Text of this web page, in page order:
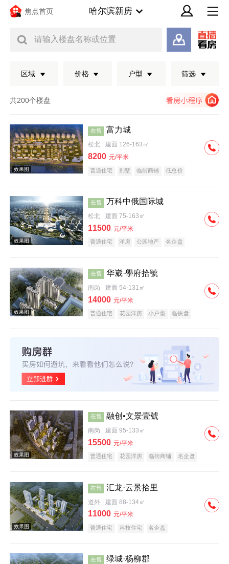
焦点首页 哈尔滨新房
请输入楼盘名称或位置
区域 价格 户型 筛选
共200个楼盘
效果图
在售 富力城
松北 建面 126-163㎡
8200 元/平米
普通住宅 别墅 临街商铺 低总价
效果图
在售 万科中俄国际城
松北 建面 75-163㎡
11500 元/平米
普通住宅 洋房 公园地产 名企盘
效果图
在售 华崴·學府拾號
南岗 建面 54-131㎡
14000 元/平米
普通住宅 花园洋房 小户型 临铁盘
在售 融创•文景壹號
南岗 建面 95-133㎡
15500 元/平米
普通住宅 花园洋房 临街商铺 名企盘
在售 汇龙·云景拾里
道外 建面 88-134㎡
11000 元/平米
普通住宅 科技住宅 名企盘
在售 绿城·杨柳郡